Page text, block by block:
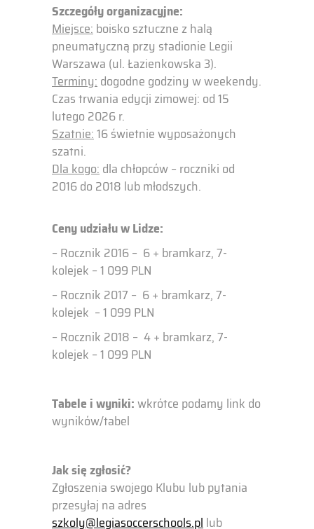
Szczegóły organizacyjne:
Miejsce:boisko sztuczne z halą
pneumatyczną przy stadionie Legii
Warszawa (ul. Łazienkowska 3).
Terminy:dogodne godziny w weekendy.
Czas trwania edycji zimowej: od 15
lutego 2026 r.
Szatnie:16 świetnie wyposażonych
szatni.
Dla kogo:dla chłopców – roczniki od
2016 do 2018 lub młodszych.
Ceny udziału w Lidze:
– Rocznik 2016 – 6 + bramkarz, 7-
kolejek – 1 099 PLN
– Rocznik 2017 – 6 + bramkarz, 7-
kolejek – 1 099 PLN
– Rocznik 2018 – 4 + bramkarz, 7-
kolejek – 1 099 PLN
Tabele i wyniki:wkrótce podamy link do
wyników/tabel
Jak się zgłosić?
Zgłoszenia swojego Klubu lub pytania
przesyłaj na adres
szkoly@legiasoccerschools.pllub